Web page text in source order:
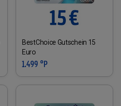
BestChoice Gutschein 15
Euro
1.499 °P